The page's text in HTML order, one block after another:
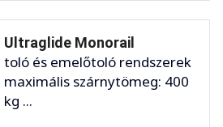
Ultraglide Monorail
toló és emelőtoló rendszerek
maximális szárnytömeg: 400
kg ...